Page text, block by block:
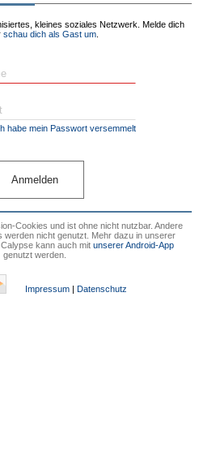
kleines soziales Netzwerk. Melde dich
schau dich als Gast um
habe mein Passwort versemmelt
Cookies und ist ohne nicht nutzbar. Andere
werden nicht genutzt. Mehr dazu in unserer
Calypse kann auch mit unserer Android-App
genutzt werden.
Impressum| Datenschutz